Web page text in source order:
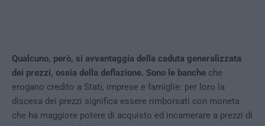
Qualcuno, però, si avvantaggia della caduta generalizzata
dei prezzi, ossia della deflazione. Sono le banche che
erogano credito a Stati, imprese e famiglie: per loro la
discesa dei prezzi significa essere rimborsati con moneta
che ha maggiore potere di acquisto ed incamerare a prezzi di